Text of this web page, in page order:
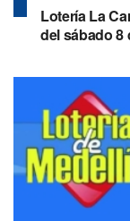
Lotería La
del sábado 8